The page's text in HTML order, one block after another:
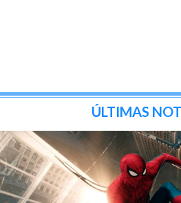
ÚLTIMAS